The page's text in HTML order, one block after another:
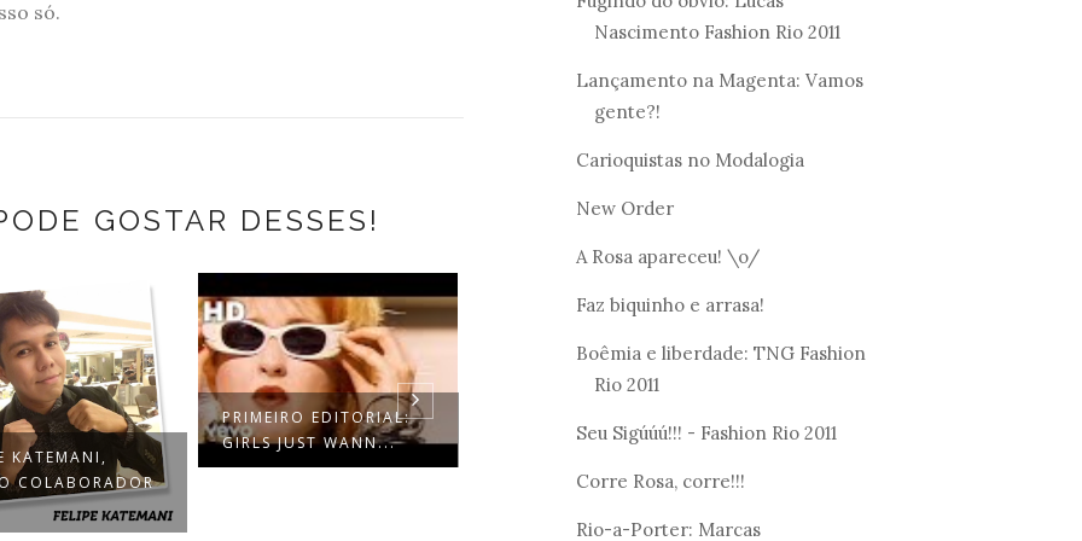
só.
GOSTAR DESSES!
KATEMANI,
COLABORADOR
PRIMEIRO EDITORIAL:
GIRLS JUST WANN...
TENDÊNCIA ENCONTRO
Nascimento Fashion Rio 2011
Lançamento na Magenta: Vamos
gente?!
Carioquistas no Modalogia
New Order
A Rosa apareceu! \o/
Faz biquinho e arrasa!
Boêmia e liberdade: TNG Fashion
Rio 2011
Seu Sigúúú!!! - Fashion Rio 2011
Corre Rosa, corre!!!
Rio-a-Porter: Marcas